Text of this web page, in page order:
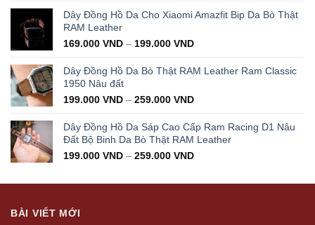
was:
is:
199.000 VND.
Dây Đồng Hồ Da Cho Xiaomi Amazfit Bip Da Bò Thật
RAM Leather
169.000 VND – 199.000 VND
Dây Đồng Hồ Da Bò Thật RAM Leather Ram Classic
1950 Nâu đất
199.000 VND – 259.000 VND
Dây Đồng Hồ Da Sáp Cao Cấp Ram Racing D1 Nâu
Đất Bộ Binh Da Bò Thật RAM Leather
199.000 VND – 259.000 VND
BÀI VIẾT MỚI